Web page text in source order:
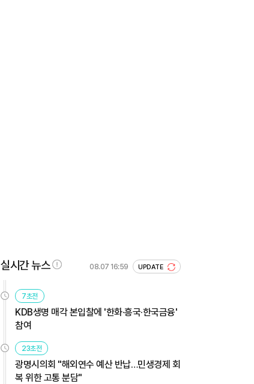
실시간 뉴스 08.07 16:59 UPDATE
7초전
KDB생명 매각 본입찰에 '한화·흥국·한국금융'
참여
23초전
광명시의회 "해외연수 예산 반납…민생경제 회
복 위한 고통 분담"